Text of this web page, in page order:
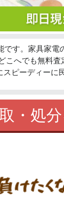
す。家具家
こへでも無料
ピーディー
・処